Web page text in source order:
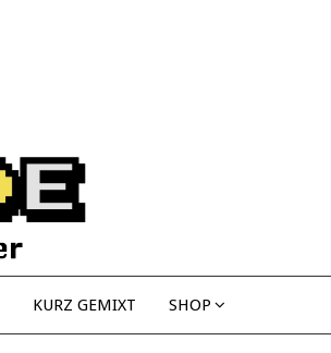
KURZ GEMIXT SHOP